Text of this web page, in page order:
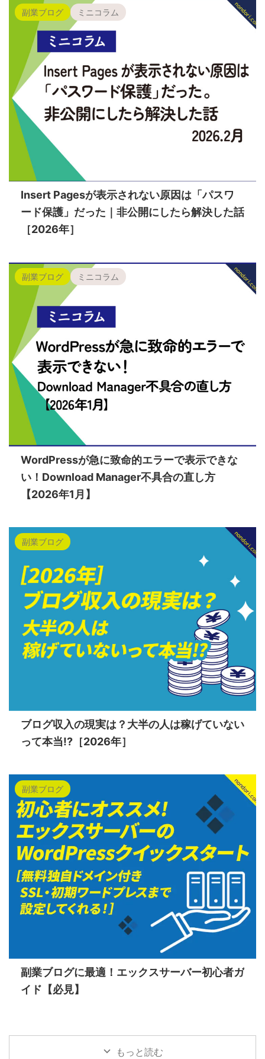
副業ブログ ミニコラム
Insert Pagesが表示されない原因は「パスワ
ード保護」だった｜非公開にしたら解決した話
［2026年］
副業ブログ ミニコラム
WordPressが急に致命的エラーで表示できな
い！Download Manager不具合の直し方
【2026年1月】
副業ブログ
ブログ収入の現実は？大半の人は稼げていない
って本当!?［2026年］
副業ブログ
副業ブログに最適！エックスサーバー初心者ガ
イド【必見】
もっと読む